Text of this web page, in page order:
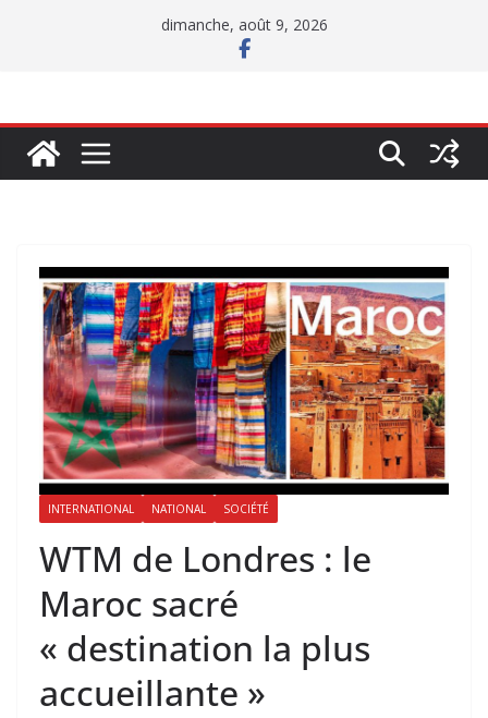
dimanche, août 9, 2026
INTERNATIONAL NATIONAL SOCIÉTÉ
WTM de Londres : le
Maroc sacré
« destination la plus
accueillante »